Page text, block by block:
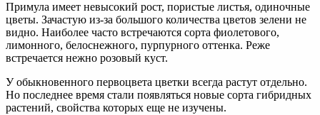
Примула имеет невысокий рост, пористые листья, одиночные
цветы. Зачастую из-за большого количества цветов зелени не
видно. Наиболее часто встречаются сорта фиолетового,
лимонного, белоснежного, пурпурного оттенка. Реже
встречается нежно розовый куст.
У обыкновенного первоцвета цветки всегда растут отдельно.
Но последнее время стали появляться новые сорта гибридных
растений, свойства которых еще не изучены.